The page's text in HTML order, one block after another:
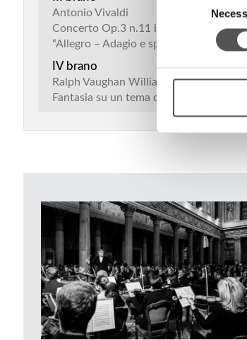
Antonio Vivaldi
Concerto Op.3 n.11 in Re min. per 2
“Allegro – Adagio e spiccato – Allegro
IV brano
Ralph Vaughan Williams
Fantasia su un tema di Thomas Tallis
Edward William Elgar
Gino Mescoli
Due parole
Stefano Gueresi
Camminava in un Aprile di pioggia